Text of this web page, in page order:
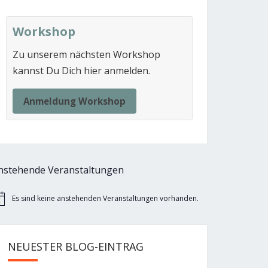
Workshop
Zu unserem nächsten Workshop
kannst Du Dich hier anmelden.
Anmeldung Workshop
Veranstaltungen
Es sind keine anstehenden Veranstaltungen vorhanden.
NEUESTER BLOG-EINTRAG